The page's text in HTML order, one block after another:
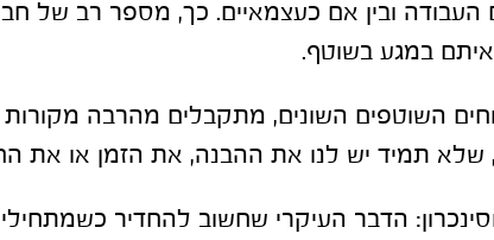
ובין אם כעצמאיים. כך, מספר רב של
במגע בשוטף.
השוטפים השונים, מתקבלים מהרבה מקורות
שלא תמיד יש לנו את ההבנה, את הזמן או את
הדבר העיקרי שחשוב להחדיר